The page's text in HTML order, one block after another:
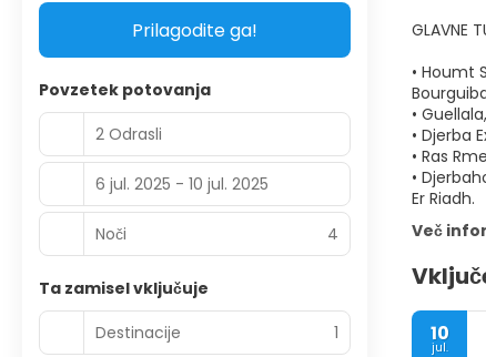
GLAVNE
• Houmt
•
• Djerba
• Ras
•
Er Riadh.
Več
10
jul.
Prilagodite ga!
Povzetek potovanja
2 Odrasli
6 jul. 2025 - 10 jul. 2025
Noči 4
Ta zamisel vključuje
Destinacije
1